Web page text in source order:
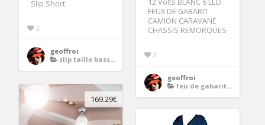
Slip Short
3
geoffroi
slip taille basse homme
FEUX DE GABARIT
CAMION CARAVANE
CHASSIS REMORQUES
2
geoffroi
feu de gabarit led
169.29€